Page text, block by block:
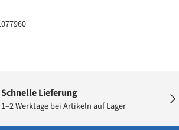
Schnelle Lieferung
1–2 Werktage bei Artikeln auf Lager